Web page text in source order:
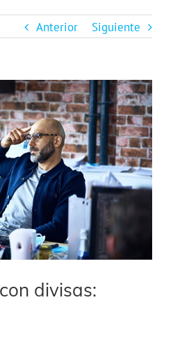
Anterior Siguiente
divisas: